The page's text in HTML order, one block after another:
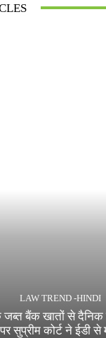
LAW TREND -HINDI
बैंक खातों से दैनिक
सुप्रीम कोर्ट ने ईडी से